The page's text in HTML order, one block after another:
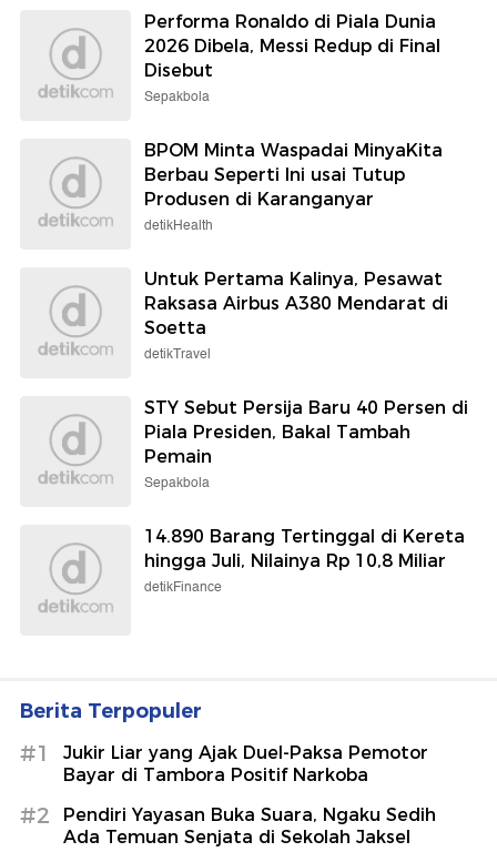
Performa Ronaldo di Piala Dunia
2026 Dibela, Messi Redup di Final
Disebut
Sepakbola
BPOM Minta Waspadai MinyaKita
Berbau Seperti Ini usai Tutup
Produsen di Karanganyar
detikHealth
Untuk Pertama Kalinya, Pesawat
Raksasa Airbus A380 Mendarat di
Soetta
detikTravel
STY Sebut Persija Baru 40 Persen di
Piala Presiden, Bakal Tambah
Pemain
Sepakbola
14.890 Barang Tertinggal di Kereta
hingga Juli, Nilainya Rp 10,8 Miliar
detikFinance
Berita Terpopuler
#1
Jukir Liar yang Ajak Duel-Paksa Pemotor
Bayar di Tambora Positif Narkoba
#2
Pendiri Yayasan Buka Suara, Ngaku Sedih
Ada Temuan Senjata di Sekolah Jaksel